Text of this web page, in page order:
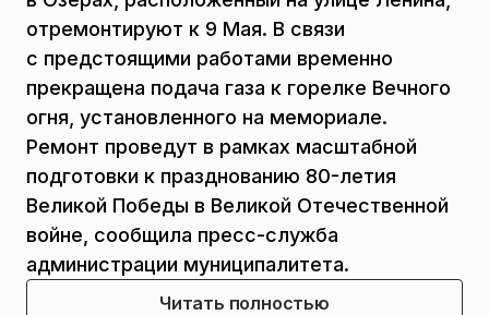
отремонтируют к 9 Мая. В связи
с предстоящими работами временно
прекращена подача газа к горелке Вечного
огня, установленного на мемориале.
Ремонт проведут в рамках масштабной
подготовки к празднованию 80-летия
Великой Победы в Великой Отечественной
войне, сообщила пресс-служба
администрации муниципалитета.
Читать полностью